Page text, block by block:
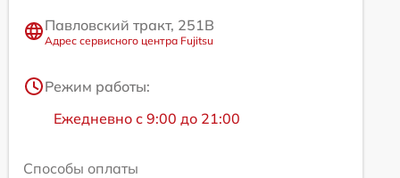
Павловский тракт, 251В
Адрес сервисного центра Fujitsu
Режим работы:
Ежедневно с 9:00 до 21:00
Способы оплаты